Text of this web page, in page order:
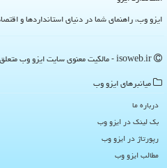
ایزو وب، راهنمای شما در دنیای استانداردها و
میانبرهای ایزو وب
درباره ما
بک لینک در ایزو وب
رپورتاژ در ایزو وب
مطالب ایزو وب